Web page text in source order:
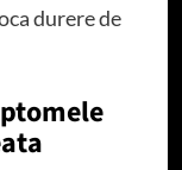
durere de